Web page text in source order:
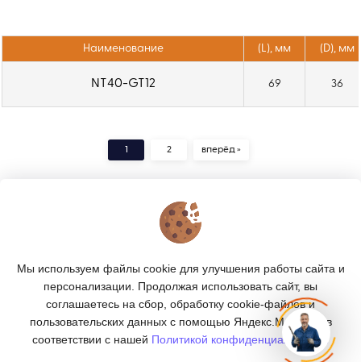
Наименование (L), мм (D), мм
NT40-GT12 69 36
1 2 вперёд »
КАТАЛОГ
ПОДПИСКА
Мы используем файлы cookie для улучшения работы сайта и
персонализации. Продолжая использовать сайт, вы
соглашаетесь на сбор, обработку cookie-файлов и
пользовательских данных с помощью Яндекс.Метрика, в
соответствии с нашей Политикой конфиденциальности.